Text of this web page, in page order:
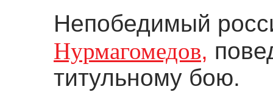
Непобедимый
Нурмагомедов,
титульному бою.